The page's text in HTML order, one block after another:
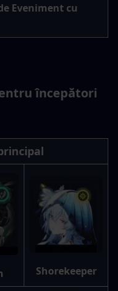
Eveniment cu
începători
Shorekeeper